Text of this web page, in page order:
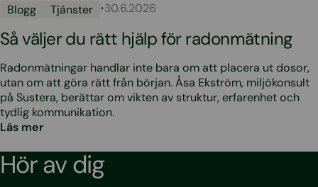
Blogg Tjänster •30.6.2026
Så väljer du rätt hjälp för radonmätning
Radonmätningar handlar inte bara om att placera ut dosor,
utan om att göra rätt från början. Åsa Ekström, miljökonsult
på Sustera, berättar om vikten av struktur, erfarenhet och
tydlig kommunikation.
Läs mer
Hör av dig